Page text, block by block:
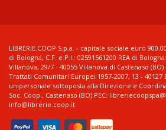
LIBRERIE.COOP S.p.a. - capitale sociale euro
di Bologna, C.F. e P.I.: 02591561200 REA di
Villanova, 29/7 - 40055 Villanova di Castenaso (BO)
Trattati Comunitari Europei 1957-2007, 13 - 40127
unipersonale sottoposta alla Direzione e
Soc. Coop., Castenaso (BO) PEC:
info@librerie.coop.it